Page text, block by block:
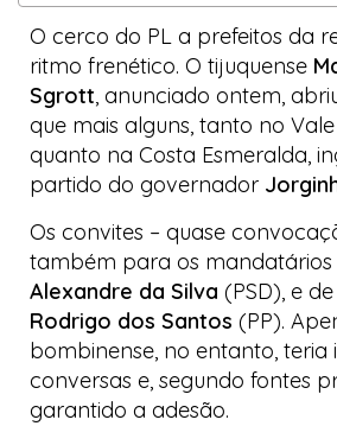
O cerco do PL a prefeitos da
ritmo frenético. O tijuquense
Sgrott, anunciado ontem,
que mais alguns, tanto no
quanto na Costa Esmeralda,
partido do governador
Os convites – quase
também para os mandatários
Alexandre da Silva (PSD), e
Rodrigo dos Santos (PP).
bombinense, no entanto, teria
conversas e, segundo fontes
garantido a adesão.